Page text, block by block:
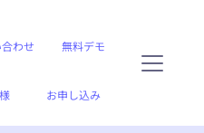
わせ 無料デモ
お申し込み